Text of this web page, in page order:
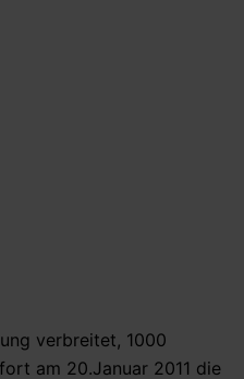
verbreitet, 1000
am 20.Januar 2011 die